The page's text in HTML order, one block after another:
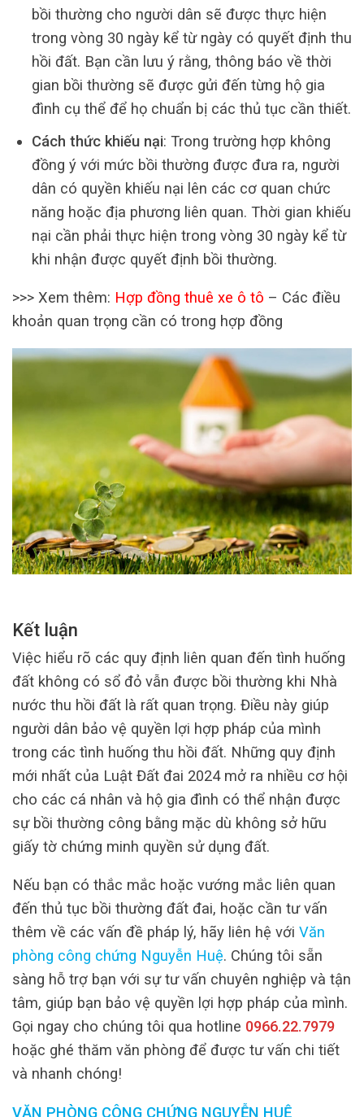
bồi thường cho người dân sẽ được thực hiện
trong vòng 30 ngày kể từ ngày có quyết định thu
hồi đất. Bạn cần lưu ý rằng, thông báo về thời
gian bồi thường sẽ được gửi đến từng hộ gia
đình cụ thể để họ chuẩn bị các thủ tục cần thiết.
Cách thức khiếu nại: Trong trường hợp không
đồng ý với mức bồi thường được đưa ra, người
dân có quyền khiếu nại lên các cơ quan chức
năng hoặc địa phương liên quan. Thời gian khiếu
nại cần phải thực hiện trong vòng 30 ngày kể từ
khi nhận được quyết định bồi thường.
>>> Xem thêm: Hợp đồng thuê xe ô tô – Các điều
khoản quan trọng cần có trong hợp đồng
Kết luận
Việc hiểu rõ các quy định liên quan đến tình huống
đất không có sổ đỏ vẫn được bồi thường khi Nhà
nước thu hồi đất là rất quan trọng. Điều này giúp
người dân bảo vệ quyền lợi hợp pháp của mình
trong các tình huống thu hồi đất. Những quy định
mới nhất của Luật Đất đai 2024 mở ra nhiều cơ hội
cho các cá nhân và hộ gia đình có thể nhận được
sự bồi thường công bằng mặc dù không sở hữu
giấy tờ chứng minh quyền sử dụng đất.
Nếu bạn có thắc mắc hoặc vướng mắc liên quan
đến thủ tục bồi thường đất đai, hoặc cần tư vấn
thêm về các vấn đề pháp lý, hãy liên hệ với Văn
phòng công chứng Nguyễn Huệ. Chúng tôi sẵn
sàng hỗ trợ bạn với sự tư vấn chuyên nghiệp và tận
tâm, giúp bạn bảo vệ quyền lợi hợp pháp của mình.
Gọi ngay cho chúng tôi qua hotline 0966.22.7979
hoặc ghé thăm văn phòng để được tư vấn chi tiết
và nhanh chóng!
VĂN PHÒNG CÔNG CHỨNG NGUYỄN HUỆ